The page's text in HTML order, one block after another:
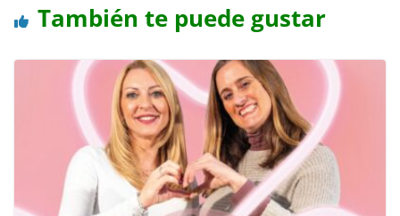
También te puede gustar